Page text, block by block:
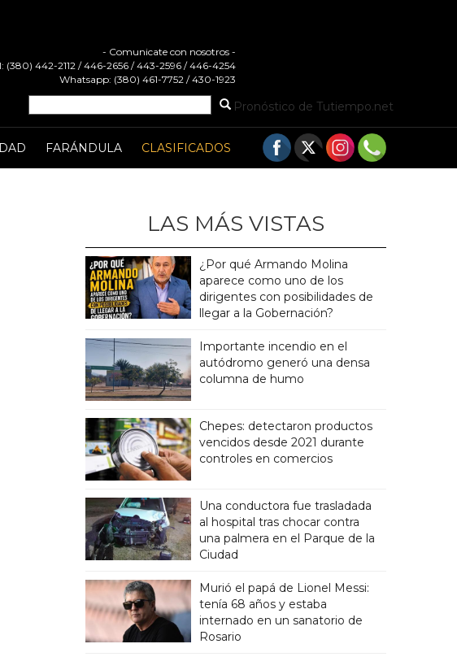
- Comunicate con nosotros -
(380) 442-2112 / 446-2656 / 443-2596 / 446-4254
Whatsapp: (380) 461-7752 / 430-1923
Pronóstico de Tutiempo.net
FARÁNDULA CLASIFICADOS
LAS MÁS VISTAS
¿Por qué Armando Molina
aparece como uno de los
dirigentes con posibilidades de
llegar a la Gobernación?
Importante incendio en el
autódromo generó una densa
columna de humo
Chepes: detectaron productos
vencidos desde 2021 durante
controles en comercios
Una conductora fue trasladada
al hospital tras chocar contra
una palmera en el Parque de la
Ciudad
Murió el papá de Lionel Messi:
tenía 68 años y estaba
internado en un sanatorio de
Rosario